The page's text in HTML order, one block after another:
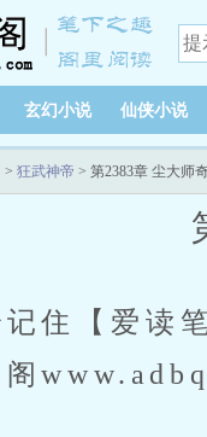
玄幻小说 仙侠小说
> 狂武神帝 > 第2383章 尘大师
记住【爱读
阁